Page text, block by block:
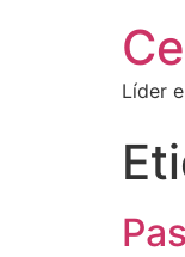
Líder